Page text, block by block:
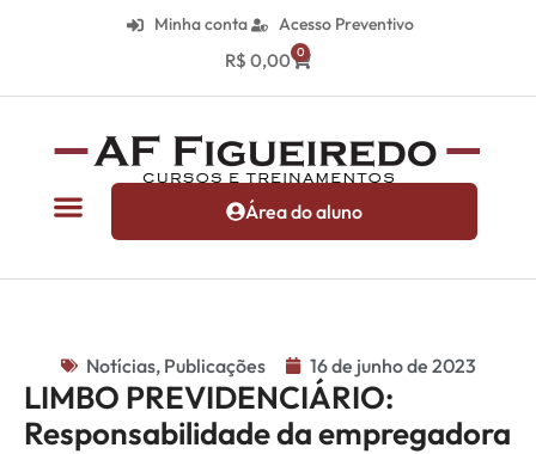
Minha conta Acesso Preventivo
R$ 0,00 0
Área do aluno
Notícias, Publicações 16 de junho de 2023
LIMBO PREVIDENCIÁRIO:
Responsabilidade da empregadora